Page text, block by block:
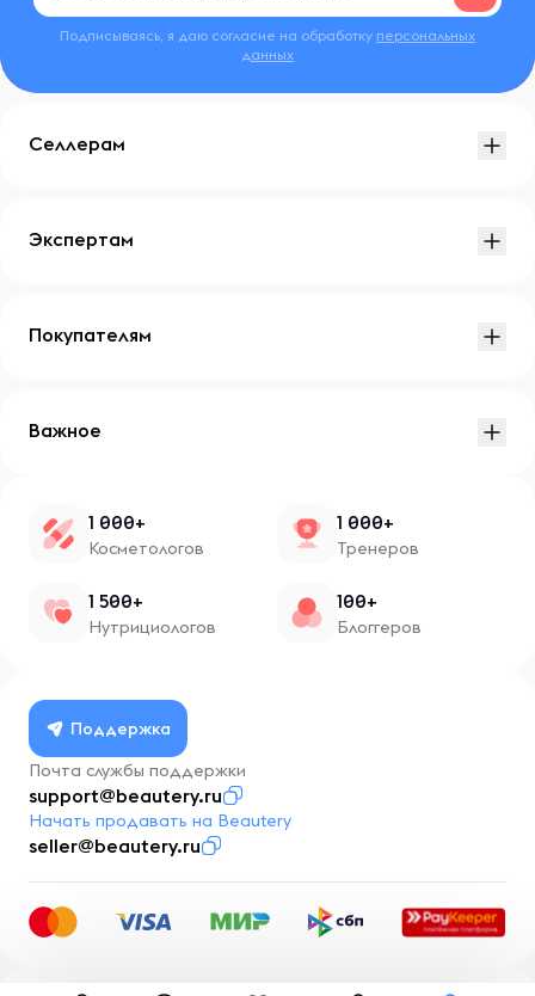
Подписываясь, я даю согласие на обработку персональных
данных
Селлерам
Экспертам
Покупателям
Важное
1 000+
Косметологов
1 000+
Тренеров
1 500+
Нутрициологов
100+
Блоггеров
Поддержка
Почта службы поддержки
support@beautery.ru
Начать продавать на Beautery
seller@beautery.ru